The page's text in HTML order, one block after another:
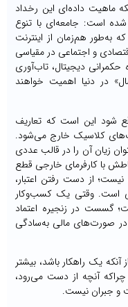
ماهیت داده‌ای این رخداد
شده است: جامعه‌ای با تنوع
به‌طور هم‌زمان از اینترنت
و اجتماعی در مقیاسی
دیجیتال، تاب‌آوری
در دنیا اهمیت خواهند
شود این است که تعاریف
کلاسیک خارج می‌شود.
زیان آن را در قالب عددی
با کارفرمای خارجی قطع
از دست رفتن اعتبار،
است. وقتی یک کسب‌وکار
گسست در زنجیره اعتماد
صورت‌های مالی به‌سادگی
یک راهکار باشد، بیشتر
آنچه از دست می‌رود،
و جبران نیست.